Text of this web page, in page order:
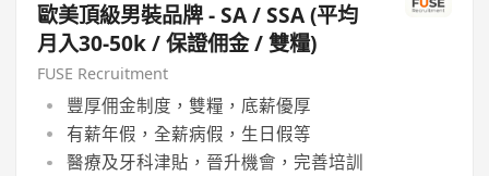
歐美頂級男裝品牌 - SA / SSA (平均
月入30-50k / 保證佣金 / 雙糧)
FUSE Recruitment
豐厚佣金制度，雙糧，底薪優厚
有薪年假，全薪病假，生日假等
醫療及牙科津貼，晉升機會，完善培訓